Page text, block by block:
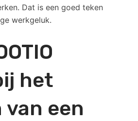
Dat is een goed teken
werkgeluk.
het
een